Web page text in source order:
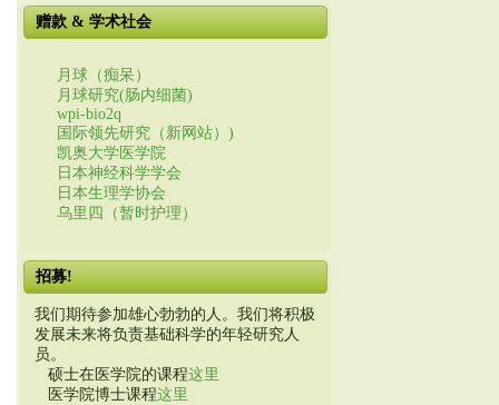
赠款 & 学术社会
月球（痴呆）
月球研究(肠内细菌)
wpi-bio2q
国际领先研究（新网站）)
凯奥大学医学院
日本神经科学学会
日本生理学协会
乌里四（暂时护理）
招募!
我们期待参加雄心勃勃的人。我们将积极
发展未来将负责基础科学的年轻研究人
员。
硕士在医学院的课程这里
医学院博士课程这里